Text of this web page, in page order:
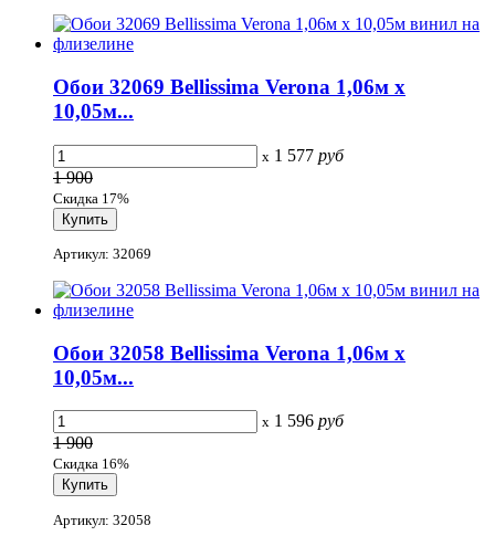
Обои 32069 Bellissima Verona 1,06м х
10,05м...
x 1 577 руб
1 900
Скидка 17%
Артикул: 32069
Обои 32058 Bellissima Verona 1,06м х
10,05м...
x 1 596 руб
1 900
Скидка 16%
Артикул: 32058